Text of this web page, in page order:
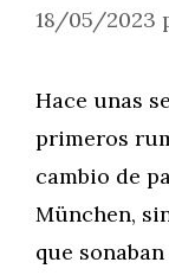
18/05/2023
Hace unas
primeros
cambio de
München,
que